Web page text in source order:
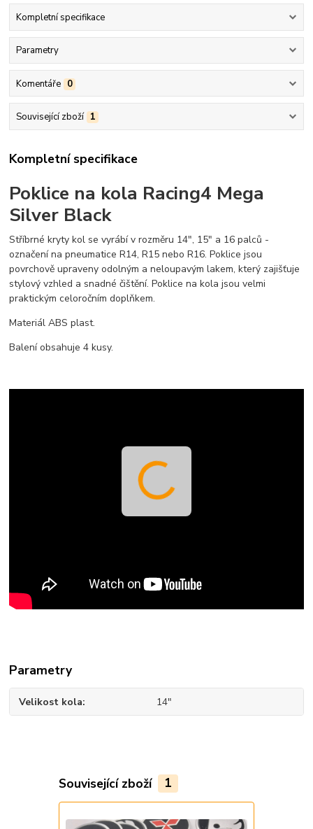
Kompletní specifikace
Parametry
Komentáře 0
Související zboží 1
Kompletní specifikace
Poklice na kola Racing4 Mega
Silver Black
Stříbrné kryty kol se vyrábí v rozměru 14", 15" a 16 palců -
označení na pneumatice R14, R15 nebo R16. Poklice jsou
povrchově upraveny odolným a neloupavým lakem, který zajišťuje
stylový vzhled a snadné čištění. Poklice na kola jsou velmi
praktickým celoročním doplňkem.
Materiál ABS plast.
Balení obsahuje 4 kusy.
Parametry
Velikost kola 14"
Související zboží 1